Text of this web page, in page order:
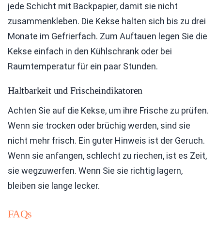
jede Schicht mit Backpapier, damit sie nicht
zusammenkleben. Die Kekse halten sich bis zu drei
Monate im Gefrierfach. Zum Auftauen legen Sie die
Kekse einfach in den Kühlschrank oder bei
Raumtemperatur für ein paar Stunden.
Haltbarkeit und Frischeindikatoren
Achten Sie auf die Kekse, um ihre Frische zu prüfen.
Wenn sie trocken oder brüchig werden, sind sie
nicht mehr frisch. Ein guter Hinweis ist der Geruch.
Wenn sie anfangen, schlecht zu riechen, ist es Zeit,
sie wegzuwerfen. Wenn Sie sie richtig lagern,
bleiben sie lange lecker.
FAQs